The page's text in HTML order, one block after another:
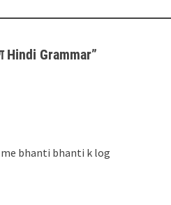
Hindi Grammar”
bhanti bhanti k log